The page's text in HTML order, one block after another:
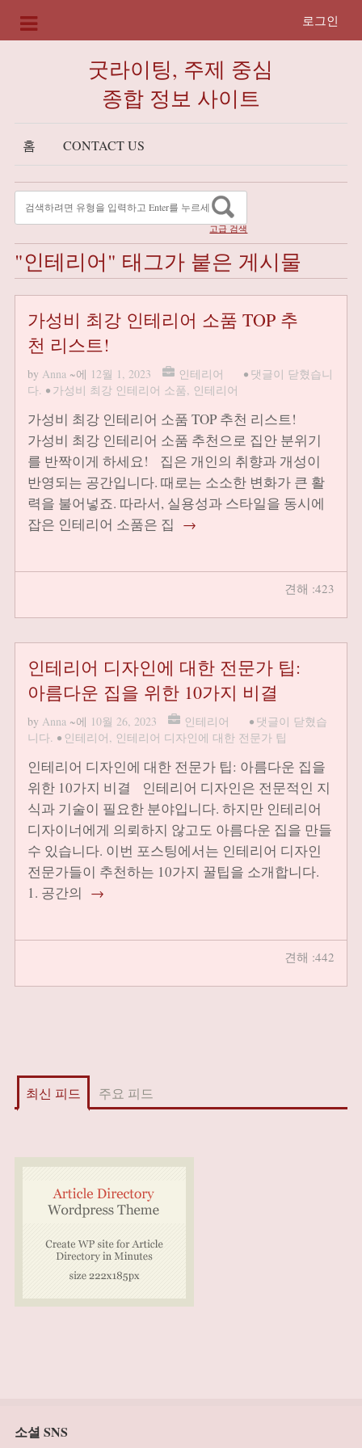
로그인
굿라이팅, 주제 중심
종합 정보 사이트
홈 CONTACT US
고급 검색
"인테리어" 태그가 붙은 게시물
가성비 최강 인테리어 소품 TOP 추
천 리스트!
by Anna ~에 12월 1, 2023 인테리어 • 댓글이 닫혔습니
다. • 가성비 최강 인테리어 소품, 인테리어
가성비 최강 인테리어 소품 TOP 추천 리스트!
가성비 최강 인테리어 소품 추천으로 집안 분위기
를 반짝이게 하세요! 집은 개인의 취향과 개성이
반영되는 공간입니다. 때로는 소소한 변화가 큰 활
력을 불어넣죠. 따라서, 실용성과 스타일을 동시에
잡은 인테리어 소품은 집 →
견해 :423
인테리어 디자인에 대한 전문가 팁:
아름다운 집을 위한 10가지 비결
by Anna ~에 10월 26, 2023 인테리어 • 댓글이 닫혔습
니다. • 인테리어, 인테리어 디자인에 대한 전문가 팁
인테리어 디자인에 대한 전문가 팁: 아름다운 집을
위한 10가지 비결 인테리어 디자인은 전문적인 지
식과 기술이 필요한 분야입니다. 하지만 인테리어
디자이너에게 의뢰하지 않고도 아름다운 집을 만들
수 있습니다. 이번 포스팅에서는 인테리어 디자인
전문가들이 추천하는 10가지 꿀팁을 소개합니다.
1. 공간의 →
견해 :442
최신 피드 주요 피드
소셜 SNS